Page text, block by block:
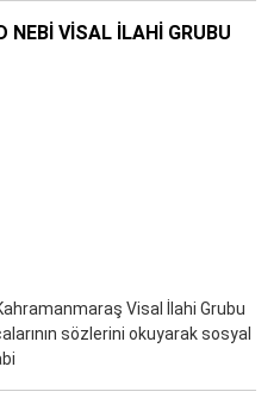
NEBI VISAL İLAHI GRUBU
Visal İlahi Grubu
sözlerini okuyarak sosyal